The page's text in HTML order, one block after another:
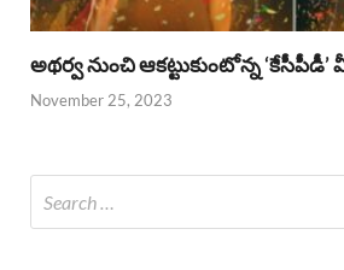
అథర్వ నుంచి ఆకట్టుకుంటోన్న
November 25, 2023